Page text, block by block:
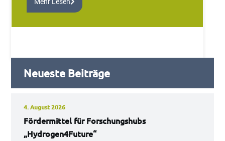
Neueste Beiträge
4. August 2026
Fördermittel für Forschungshubs
„Hydrogen4Future“